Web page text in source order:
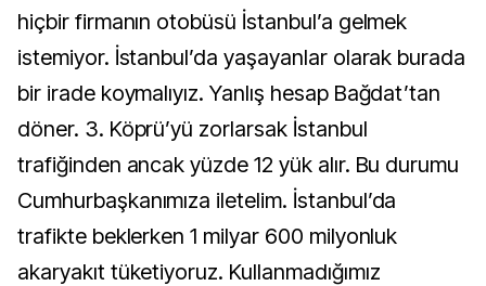
hiçbir firmanın otobüsü İstanbul’a gelmek
istemiyor. İstanbul’da yaşayanlar olarak burada
bir irade koymalıyız. Yanlış hesap Bağdat’tan
döner. 3. Köprü’yü zorlarsak İstanbul
trafiğinden ancak yüzde 12 yük alır. Bu durumu
Cumhurbaşkanımıza iletelim. İstanbul’da
trafikte beklerken 1 milyar 600 milyonluk
akaryakıt tüketiyoruz. Kullanmadığımız